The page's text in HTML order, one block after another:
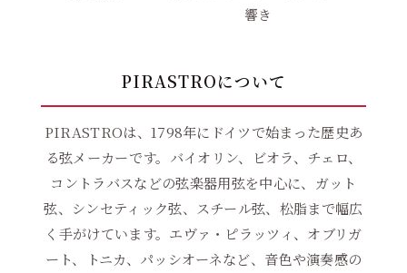
響き
PIRASTROについて
PIRASTROは、1798年にドイツで始まった歴史あ
る弦メーカーです。バイオリン、ビオラ、チェロ、
コントラバスなどの弦楽器用弦を中心に、ガット
弦、シンセティック弦、スチール弦、松脂まで幅広
く手がけています。エヴァ・ピラッツィ、オブリガ
ート、トニカ、パッシオーネなど、音色や演奏感の